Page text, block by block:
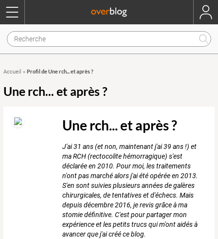
Accueil » Profil de Une rch... et après ?
Une rch... et après ?
Une rch... et après ?
J'ai 31 ans (et non, maintenant j'ai 39 ans !) et
ma RCH (rectocolite hémorragique) s'est
déclarée en 2010. Pour moi, les traitements
n'ont pas marché alors j'ai été opérée en 2013.
S'en sont suivies plusieurs années de galères
chirurgicales, de tentatives et d'échecs. Mais
depuis décembre 2016, je revis grâce à ma
stomie définitive. C'est pour partager mon
expérience et les petits trucs qui m'ont aidés à
avancer que j'ai créé ce blog.